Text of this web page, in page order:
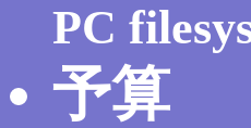
PC
予算